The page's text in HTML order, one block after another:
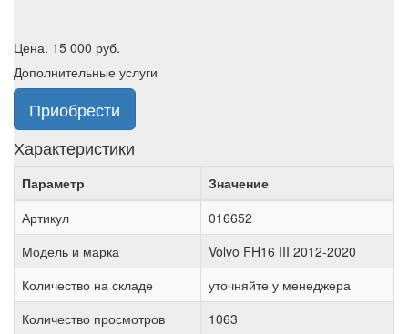
Цена: 15 000 руб.
Дополнительные услуги
Приобрести
Характеристики
Параметр
Значение
Артикул
016652
Модель и марка
Volvo FH16 III 2012-2020
Количество на складе
уточняйте у менеджера
Количество просмотров
1063